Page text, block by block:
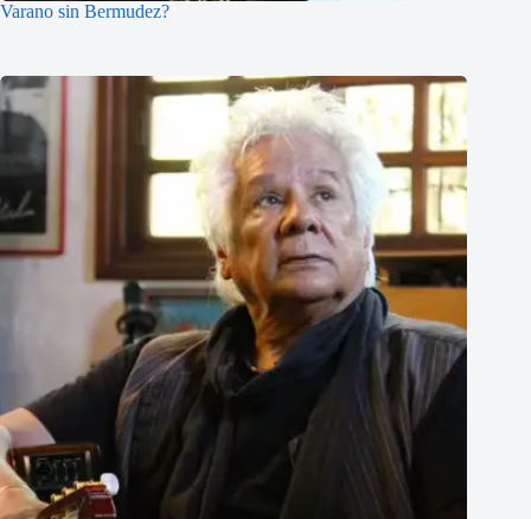
Varano sin Bermudez?